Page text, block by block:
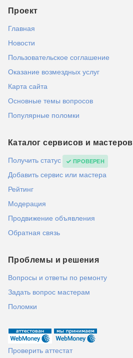
Проект
Главная
Новости
Пользовательское соглашение
Оказание возмездных услуг
Карта сайта
Основные темы вопросов
Популярные поломки
Каталог сервисов и мастеров
Получить статус ПРОВЕРЕН
Добавить сервис или мастера
Рейтинг
Модерация
Продвижение объявления
Обратная связь
Проблемы и решения
Вопросы и ответы по ремонту
Задать вопрос мастерам
Поломки
Проверить аттестат